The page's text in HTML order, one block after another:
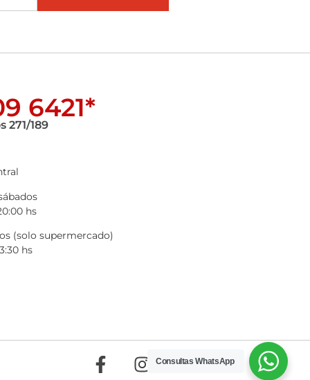
6421*
271/189
hs
(solo supermercado)
hs
Consultas WhatsApp